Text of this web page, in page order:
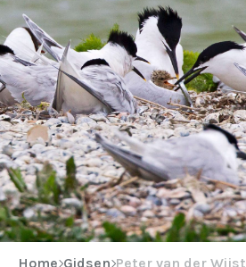
Home Gidsen Peter van der Wijst